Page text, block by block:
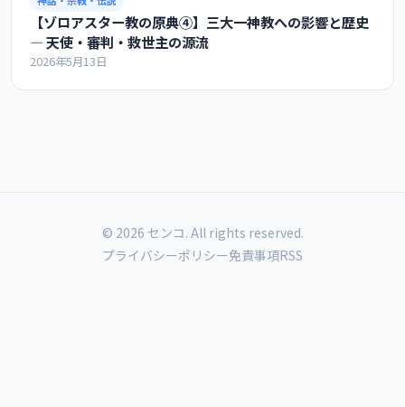
【ゾロアスター教の原典④】三大一神教への影響と歴史
― 天使・審判・救世主の源流
2026年5月13日
© 2026 センコ. All rights reserved.
プライバシーポリシー免責事項RSS